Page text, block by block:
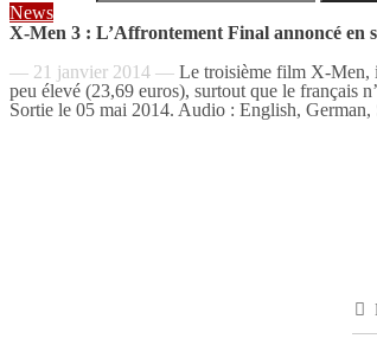
News
X-Men 3 : L’Affrontement Final annoncé en
— 21 janvier 2014 — Le troisième film X-Men,
peu élevé (23,69 euros), surtout que le français
Sortie le 05 mai 2014. Audio : English, German,